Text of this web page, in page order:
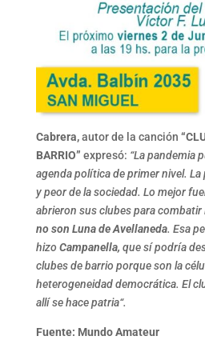
Cabrera,autor de la canción
BARRIO” expresó: “La pandemia
agenda política de primer nivel.
y peor de la sociedad. Lo mejor
abrieron sus clubes para combatir
no son Luna de Avellaneda. Esa
hizo Campanella, que sí podría
clubes de barrio porque son la
heterogeneidad democrática. El
allí se hace patria“.
Fuente: Mundo Amateur